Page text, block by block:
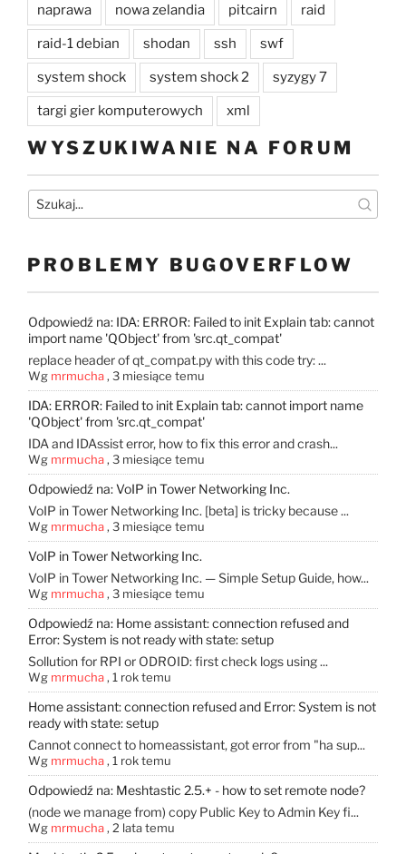
naprawa nowa zelandia pitcairn raid
raid-1 debian shodan ssh swf
system shock system shock 2 syzygy 7
targi gier komputerowych xml
WYSZUKIWANIE NA FORUM
PROBLEMY BUGOVERFLOW
Odpowiedź na: IDA: ERROR: Failed to init Explain tab: cannot
import name 'QObject' from 'src.qt_compat'
replace header of qt_compat.py with this code try: ...
Wg mrmucha, 3 miesiące temu
IDA: ERROR: Failed to init Explain tab: cannot import name
'QObject' from 'src.qt_compat'
IDA and IDAssist error, how to fix this error and crash...
Wg mrmucha, 3 miesiące temu
Odpowiedź na: VoIP in Tower Networking Inc.
VoIP in Tower Networking Inc. [beta] is tricky because ...
Wg mrmucha, 3 miesiące temu
VoIP in Tower Networking Inc.
VoIP in Tower Networking Inc. — Simple Setup Guide, how...
Wg mrmucha, 3 miesiące temu
Odpowiedź na: Home assistant: connection refused and
Error: System is not ready with state: setup
Sollution for RPI or ODROID: first check logs using ...
Wg mrmucha, 1 rok temu
Home assistant: connection refused and Error: System is not
ready with state: setup
Cannot connect to homeassistant, got error from "ha sup...
Wg mrmucha, 1 rok temu
Odpowiedź na: Meshtastic 2.5.+ - how to set remote node?
(node ​​we manage from) copy Public Key to Admin Key fi...
Wg mrmucha, 2 lata temu